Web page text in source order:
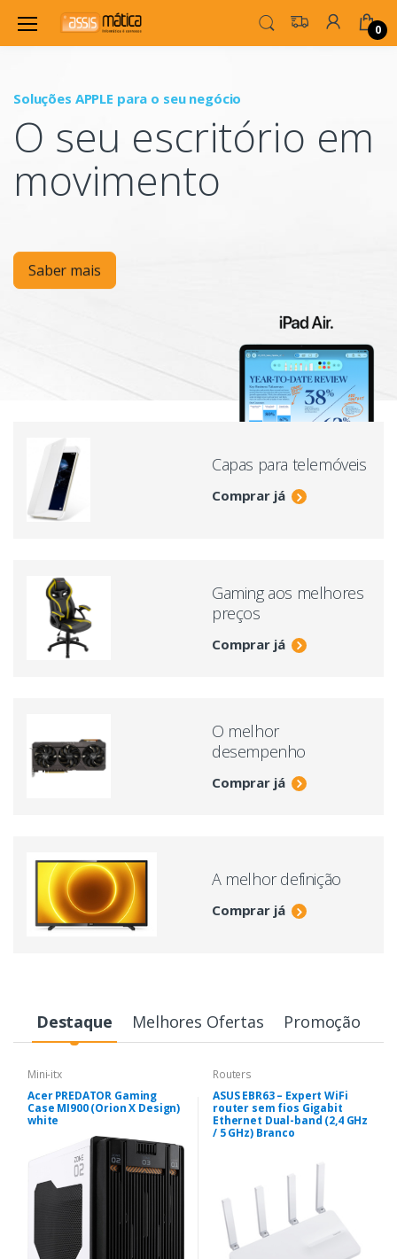
0
Soluções APPLE para o seu negócio
O seu escritório em
movimento
Saber mais
Capas para telemóveis
Comprar já
Gaming aos melhores
preços
Comprar já
O melhor
desempenho
Comprar já
A melhor definição
Comprar já
Destaque Melhores Ofertas Promoção
Mini-itx
Acer PREDATOR Gaming
Case MI900 (Orion X Design)
white
Routers
ASUS EBR63 – Expert WiFi
router sem fios Gigabit
Ethernet Dual-band (2,4 GHz
/ 5 GHz) Branco